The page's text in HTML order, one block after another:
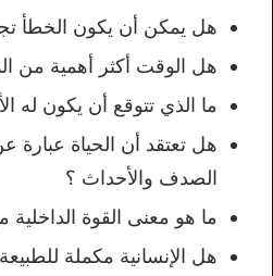
هل يمكن أن يكون الخطأ
هل الوقت أكثر أهمية من
ما الذي تتوقع أن يكون له
هل تعتقد أن الحياة
الصدف والأحداث ؟
ما هو معنى القوة
هل الإنسانية مكملة